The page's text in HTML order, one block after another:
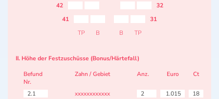
42
32
41
31
TP
B B TP
II. Höhe der Festzuschüsse (Bonus/Härtefall)
Befund
Nr.
Zahn / Gebiet Anz. Euro Ct
2.1 xxxxxxxxxxxx 2 1.015
18